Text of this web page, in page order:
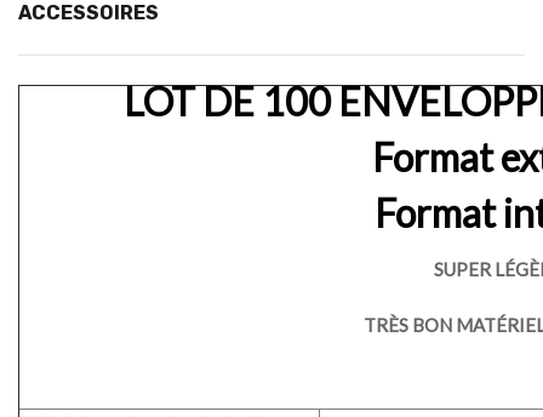
ACCESSOIRES
LOT DE 100
Format
Format
SUPER
TRÈS BON